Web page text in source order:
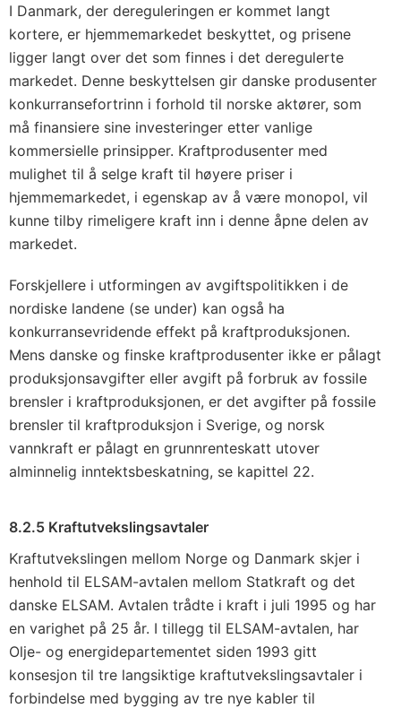
I Danmark, der dereguleringen er kommet langt
kortere, er hjemmemarkedet beskyttet, og prisene
ligger langt over det som finnes i det deregulerte
markedet. Denne beskyttelsen gir danske produsenter
konkurransefortrinn i forhold til norske aktører, som
må finansiere sine investeringer etter vanlige
kommersielle prinsipper. Kraftprodusenter med
mulighet til å selge kraft til høyere priser i
hjemmemarkedet, i egenskap av å være monopol, vil
kunne tilby rimeligere kraft inn i denne åpne delen av
markedet.
Forskjellere i utformingen av avgiftspolitikken i de
nordiske landene (se under) kan også ha
konkurransevridende effekt på kraftproduksjonen.
Mens danske og finske kraftprodusenter ikke er pålagt
produksjonsavgifter eller avgift på forbruk av fossile
brensler i kraftproduksjonen, er det avgifter på fossile
brensler til kraftproduksjon i Sverige, og norsk
vannkraft er pålagt en grunnrenteskatt utover
alminnelig inntektsbeskatning, se kapittel 22.
8.2.5 Kraftutvekslingsavtaler
Kraftutvekslingen mellom Norge og Danmark skjer i
henhold til ELSAM-avtalen mellom Statkraft og det
danske ELSAM. Avtalen trådte i kraft i juli 1995 og har
en varighet på 25 år. I tillegg til ELSAM-avtalen, har
Olje- og energidepartementet siden 1993 gitt
konsesjon til tre langsiktige kraftutvekslingsavtaler i
forbindelse med bygging av tre nye kabler til